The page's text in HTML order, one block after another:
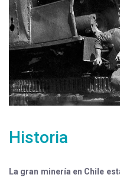
Historia
La gran minería en Chile